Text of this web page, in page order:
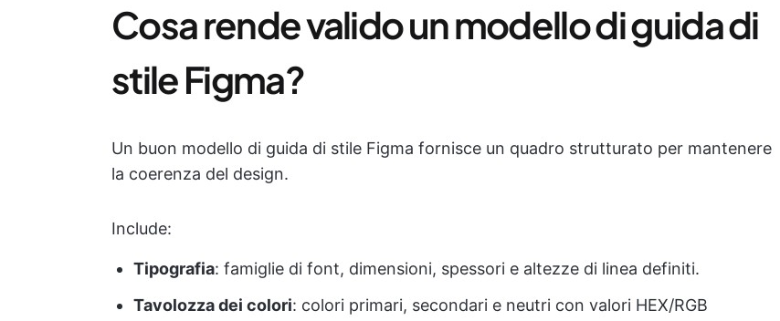
Cosa rende valido un modello di guida di
stile Figma?
Un buon modello di guida di stile Figma fornisce un quadro strutturato per mantenere
la coerenza del design.
Include:
Tipografia: famiglie di font, dimensioni, spessori e altezze di linea definiti.
Tavolozza dei colori: colori primari, secondari e neutri con valori HEX/RGB